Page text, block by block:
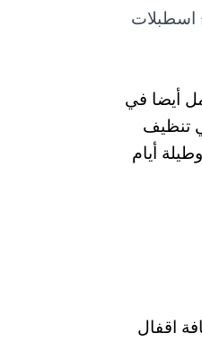
اسطبلات
أيضا في
تنظيف
أيام
اقفال